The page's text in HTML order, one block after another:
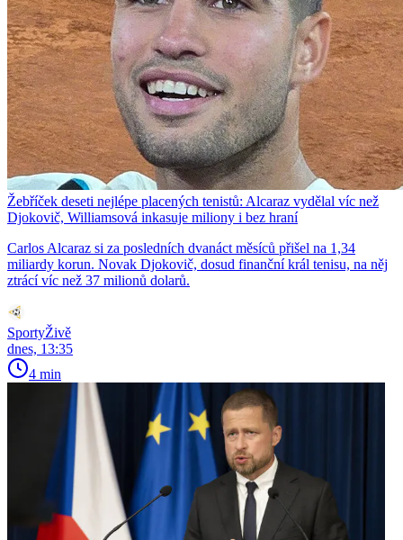
Žebříček deseti nejlépe placených tenistů: Alcaraz vydělal víc než
Djokovič, Williamsová inkasuje miliony i bez hraní
Carlos Alcaraz si za posledních dvanáct měsíců přišel na 1,34
miliardy korun. Novak Djokovič, dosud finanční král tenisu, na něj
ztrácí víc než 37 milionů dolarů.
SportyŽivě
dnes, 13:35
4 min